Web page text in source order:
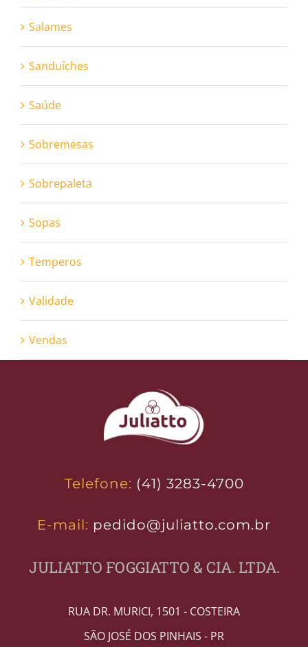
Salames
Sanduíches
Saúde
Sobremesas
Sobrepaleta
Sopas
Temperos
Validade
Vendas
Telefone: (41) 3283-4700
E-mail: pedido@juliatto.com.br
JULIATTO FOGGIATTO & CIA. LTDA.
RUA DR. MURICI, 1501 - COSTEIRA
SÃO JOSÉ DOS PINHAIS - PR